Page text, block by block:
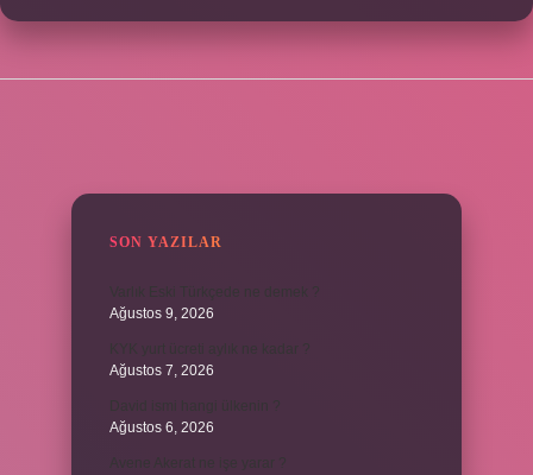
SON YAZILAR
Ağustos 9, 2026
Ağustos 7, 2026
Ağustos 6, 2026